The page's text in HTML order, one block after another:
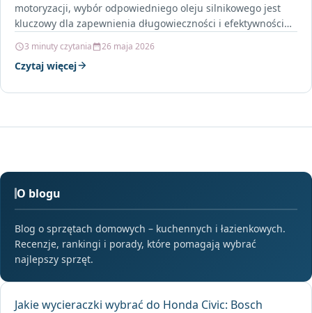
motoryzacji, wybór odpowiedniego oleju silnikowego jest
kluczowy dla zapewnienia długowieczności i efektywności
3 minuty czytania 26 maja 2026
Czytaj więcej
O blogu
Blog o sprzętach domowych – kuchennych i łazienkowych.
Recenzje, rankingi i porady, które pomagają wybrać
najlepszy sprzęt.
Jakie wycieraczki wybrać do Honda Civic: Bosch